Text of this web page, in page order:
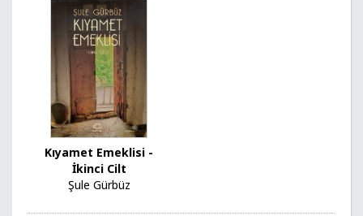
Kıyamet Emeklisi -
İkinci Cilt
Şule Gürbüz